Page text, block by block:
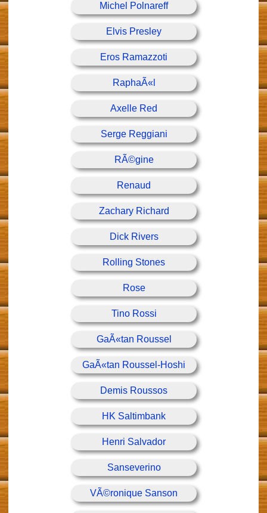
Michel Polnareff
Elvis Presley
Eros Ramazzoti
RaphaÃ«l
Axelle Red
Serge Reggiani
RÃ©gine
Renaud
Zachary Richard
Dick Rivers
Rolling Stones
Rose
Tino Rossi
GaÃ«tan Roussel
GaÃ«tan Roussel-Hoshi
Demis Roussos
HK Saltimbank
Henri Salvador
Sanseverino
VÃ©ronique Sanson